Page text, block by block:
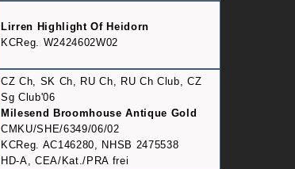
Lirren Highlight Of Heidorn
KCReg. W2424602W02
CZ Ch, SK Ch, RU Ch, RU Ch Club, CZ
Sg Club'06
Milesend Broomhouse Antique Gold
CMKU/SHE/6349/06/02
KCReg. AC146280, NHSB 2475538
HD-A, CEA/Kat./PRA frei